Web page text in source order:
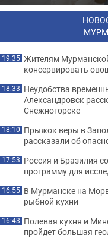
19:35 Жителям
консервировать
18:33 Неудобства
Александровск
Снежногорске
18:10 Прыжок веры в
рассказали об
17:53 Россия и Бразилия
программу для
16:55 В Мурманске на
рыбной кухни
16:43 Полевая кухня и
пройдет большая